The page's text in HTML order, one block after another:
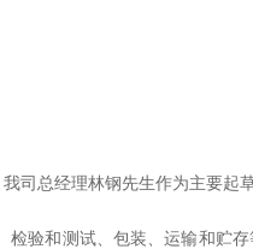
总经理林钢先生作为主要起草
验和测试、包装、运输和贮